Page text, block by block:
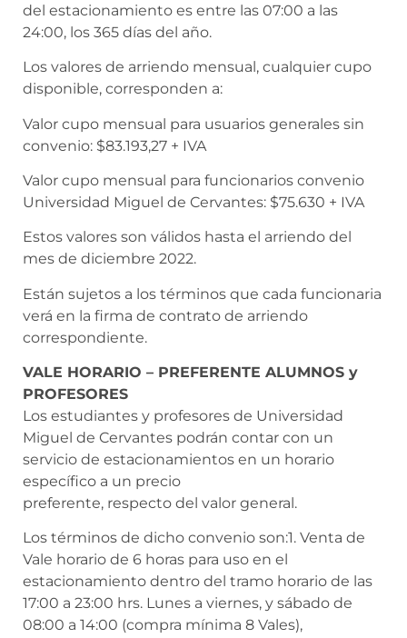
del estacionamiento es entre las 07:00 a las
24:00, los 365 días del año.
Los valores de arriendo mensual, cualquier cupo
disponible, corresponden a:
Valor cupo mensual para usuarios generales sin
convenio: $83.193,27 + IVA
Valor cupo mensual para funcionarios convenio
Universidad Miguel de Cervantes: $75.630 + IVA
Estos valores son válidos hasta el arriendo del
mes de diciembre 2022.
Están sujetos a los términos que cada funcionaria
verá en la firma de contrato de arriendo
correspondiente.
VALE HORARIO – PREFERENTE ALUMNOS y
PROFESORES
Los estudiantes y profesores de Universidad
Miguel de Cervantes podrán contar con un
servicio de estacionamientos en un horario
específico a un precio
preferente, respecto del valor general.
Los términos de dicho convenio son:1. Venta de
Vale horario de 6 horas para uso en el
estacionamiento dentro del tramo horario de las
17:00 a 23:00 hrs. Lunes a viernes, y sábado de
08:00 a 14:00 (compra mínima 8 Vales),